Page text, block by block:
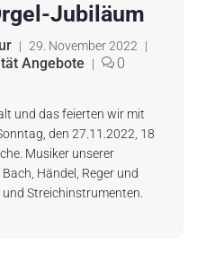
Jubiläum
| 29. November 2022 |
Angebote |
0
und das feierten wir mit
den 27.11.2022, 18
Musiker unserer
Händel, Reger und
Streichinstrumenten.